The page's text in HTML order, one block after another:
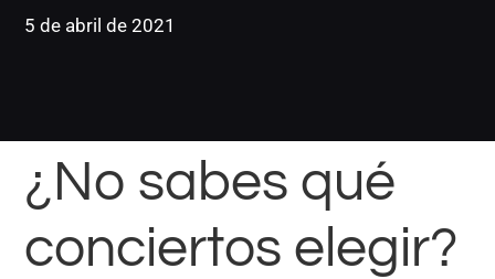
5 de abril de 2021
¿No sabes qué
conciertos elegir?